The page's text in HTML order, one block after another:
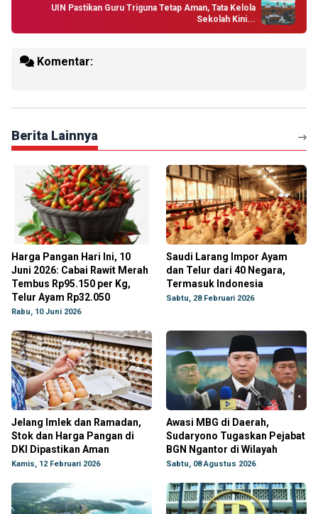
UIN Pastikan Guru Triguna Tetap Aman, Tata Kelola
Sekolah Kini...
Komentar:
Berita Lainnya
Harga Pangan Hari Ini, 10
Juni 2026: Cabai Rawit Merah
Tembus Rp95.150 per Kg,
Telur Ayam Rp32.050
Rabu, 10 Juni 2026
Saudi Larang Impor Ayam
dan Telur dari 40 Negara,
Termasuk Indonesia
Sabtu, 28 Februari 2026
Jelang Imlek dan Ramadan,
Stok dan Harga Pangan di
DKI Dipastikan Aman
Kamis, 12 Februari 2026
Awasi MBG di Daerah,
Sudaryono Tugaskan Pejabat
BGN Ngantor di Wilayah
Sabtu, 08 Agustus 2026